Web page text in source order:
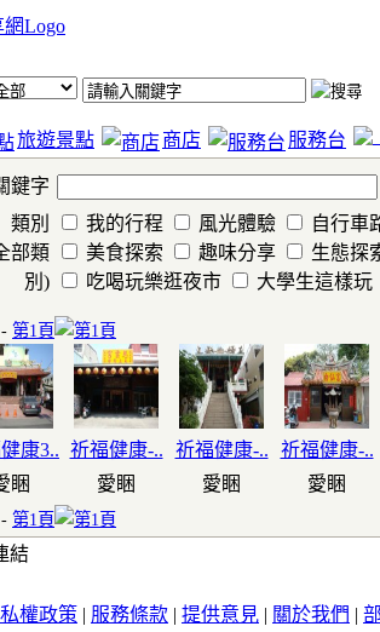
旅遊景點 商店 服務台
鍵字
類別
部類
別)
我的行程 風光體驗
自行車
美食探索
趣味分享
生態探
吃喝玩樂逛夜市
大學生這樣玩
- 第1頁
康3..
睏
祈福健康-..
愛睏
祈福健康-..
愛睏
祈福健康-..
愛睏
- 第1頁
結
權政策 | 服務條款 | 提供意見 | 關於我們 |